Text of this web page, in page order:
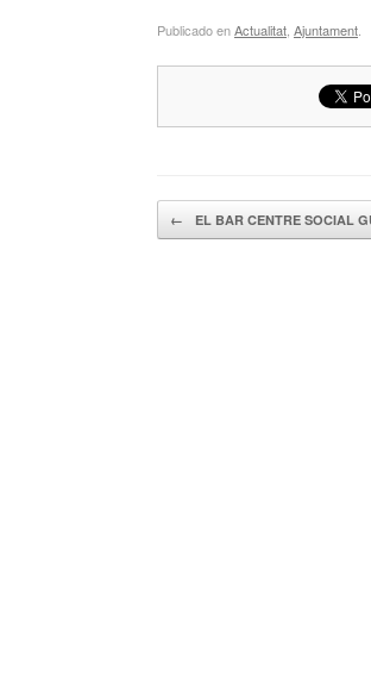
Publicado enActualitat, Ajuntament.
Navegador de artículos
← EL BAR CENTRE SOCIAL